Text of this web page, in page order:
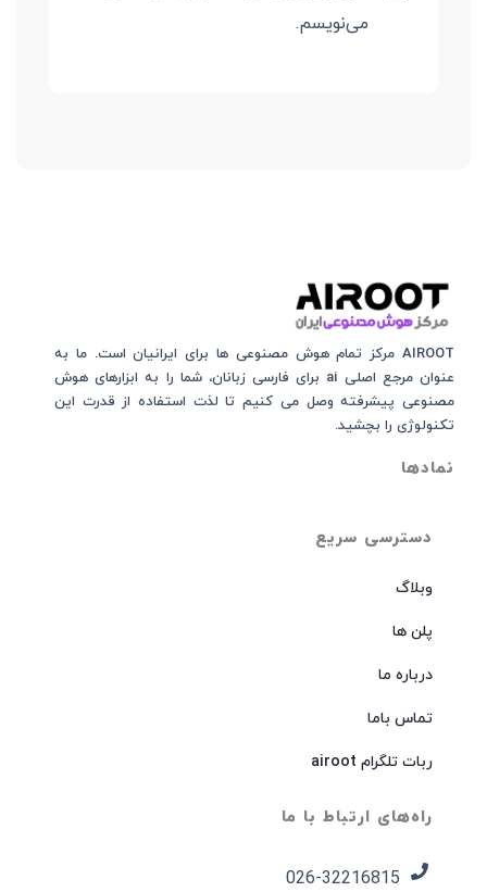
می‌نویسم.
دسترسی سریع
وبلاگ
پلن ها
درباره ما
تماس باما
ربات تلگرام airoot
راه‌های ارتباط با ما
026-32216815​
AIROOT مرکز تمام هوش مصنوعی‌‌‌ ها برای ایرانیان است. ما به
عنوان مرجع اصلی ai برای فارسی زبانان، شما را به ابزارهای هوش
مصنوعی پیشرفته وصل می کنیم تا لذت استفاده از قدرت این
تکنولوژی را بچشید.
نمادها